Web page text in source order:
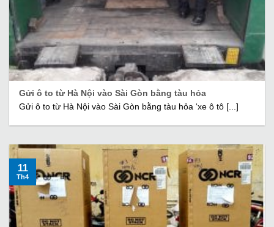
Gửi ô to từ Hà Nội vào Sài Gòn bằng tàu hỏa
Gửi ô to từ Hà Nội vào Sài Gòn bằng tàu hỏa ‘xe ô tô [...]
11
Th4